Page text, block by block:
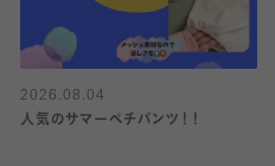
2026.08.04
人気のサマーペチパンツ！！